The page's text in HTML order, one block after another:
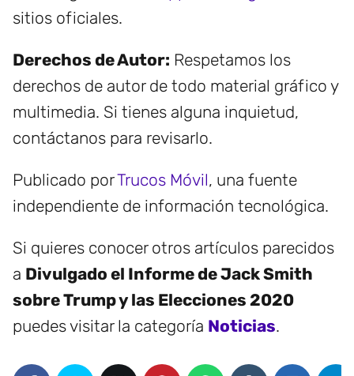
sitios oficiales.
Derechos de Autor: Respetamos los
derechos de autor de todo material gráfico y
multimedia. Si tienes alguna inquietud,
contáctanos para revisarlo.
Publicado porTrucos Móvil, una fuente
independiente de información tecnológica.
Si quieres conocer otros artículos parecidos
a Divulgado el Informe de Jack Smith
sobre Trump y las Elecciones 2020
puedes visitar la categoría Noticias.